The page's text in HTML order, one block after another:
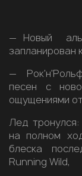
— Новый
запланирован
—
песен с
ощущениями
Лед
на полном
блеска
Running Wild,